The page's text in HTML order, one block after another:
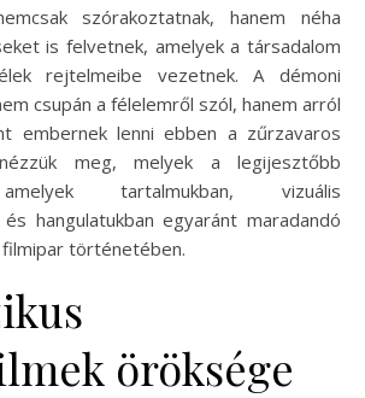
szórakoztatnak, hanem néha
is felvetnek, amelyek a társadalom
rejtelmeibe vezetnek. A démoni
csupán a félelemről szól, hanem arról
embernek lenni ebben a zűrzavaros
meg, melyek a legijesztőbb
tartalmukban, vizuális
hangulatukban egyaránt maradandó
történetében.
öröksége